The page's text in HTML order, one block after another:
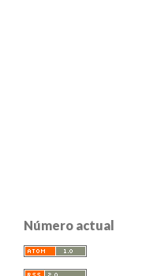
Número actual